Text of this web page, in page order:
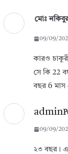
মোঃ
09/09/
কারও
সে কি 22
বছর 6 মাস
admin
09/09/
২৩ বছর।